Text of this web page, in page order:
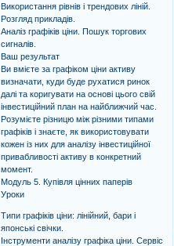
Використання рівнів і трендових ліній.
Розгляд прикладів.
Аналіз графіків ціни. Пошук торгових
сигналів.
Ваш результат
Ви вмієте за графіком ціни активу
визначати, куди буде рухатися ринок
далі та коригувати на основі цього свій
інвестиційний план на найближчий час.
Розумієте різницю між різними типами
графіків і знаєте, як використовувати
кожен із них для аналізу інвестиційної
привабливості активу в конкретний
момент.
Модуль 5. Купівля цінних паперів
Уроки
Типи графіків ціни: лінійний, бари і
японські свічки.
Інструменти аналізу графіка ціни. Сервіс